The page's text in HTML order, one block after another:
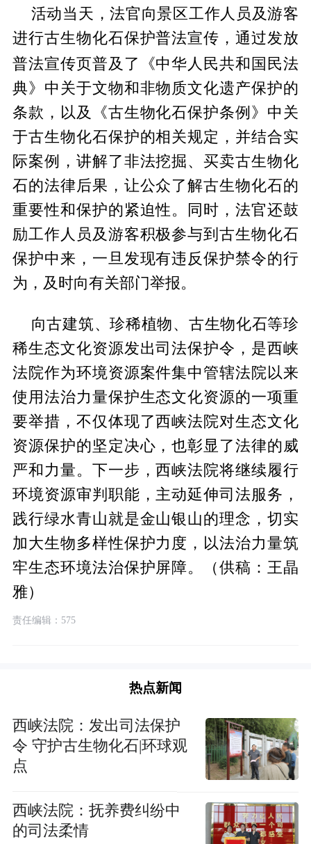
活动当天，法官向景区工作人员及游客
进行古生物化石保护普法宣传，通过发放
普法宣传页普及了《中华人民共和国民法
典》中关于文物和非物质文化遗产保护的
条款，以及《古生物化石保护条例》中关
于古生物化石保护的相关规定，并结合实
际案例，讲解了非法挖掘、买卖古生物化
石的法律后果，让公众了解古生物化石的
重要性和保护的紧迫性。同时，法官还鼓
励工作人员及游客积极参与到古生物化石
保护中来，一旦发现有违反保护禁令的行
为，及时向有关部门举报。
向古建筑、珍稀植物、古生物化石等珍
稀生态文化资源发出司法保护令，是西峡
法院作为环境资源案件集中管辖法院以来
使用法治力量保护生态文化资源的一项重
要举措，不仅体现了西峡法院对生态文化
资源保护的坚定决心，也彰显了法律的威
严和力量。下一步，西峡法院将继续履行
环境资源审判职能，主动延伸司法服务，
践行绿水青山就是金山银山的理念，切实
加大生物多样性保护力度，以法治力量筑
牢生态环境法治保护屏障。（供稿：王晶
雅）
责任编辑：575
热点新闻
西峡法院：发出司法保护
令 守护古生物化石|环球观
点
西峡法院：抚养费纠纷中
的司法柔情